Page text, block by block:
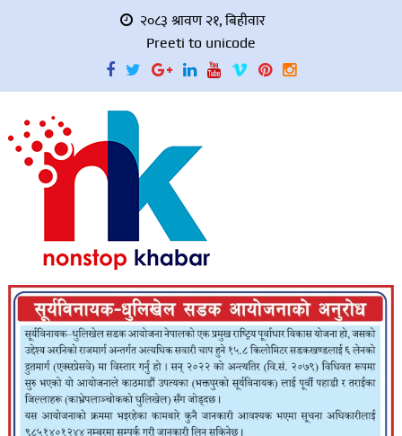
२०८३ श्रावण २१, बिहीवार
Preeti to unicode